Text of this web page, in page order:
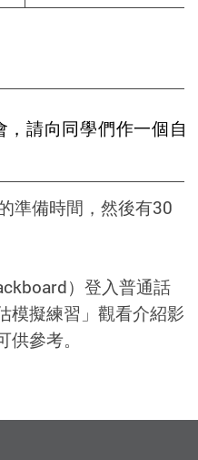
，請向同學們作一個自
準備時間，然後有30
）登入普通話
模擬練習」觀看介紹影
參考。